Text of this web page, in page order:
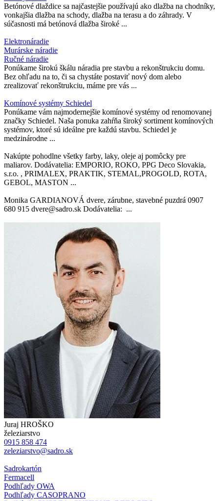
Betónové dlaždice sa najčastejšie používajú ako dlažba na chodníky,
vonkajšia dlažba na schody, dlažba na terasu a do záhrady. V
súčasnosti má betónová dlažba široké ...
Elektronáradie
Murárske náradie
Ručné náradie
Ponúkame širokú škálu náradia pre stavbu a rekonštrukciu domu.
Bez ohľadu na to, či sa chystáte postaviť nový dom alebo
zrealizovať rekonštrukciu, máme pre vás ...
Komínové systémy Schiedel
Ponúkame vám najmodernejšie komínové systémy od renomovanej
značky Schiedel. Naša ponuka zahŕňa široký sortiment komínových
systémov, ktoré sú ideálne pre každú stavbu. Schiedel je
medzinárodne ...
Nakúpte pohodlne všetky farby, laky, oleje aj pomôcky pre
maliarov. Dodávatelia: EMPORIO, ROKO, PPG Deco Slovakia,
s.r.o. , PRIMALEX, PRAKTIK, STEMAL,PROGOLD, ROTA,
GEBOL, MASTON ...
Monika GARDIANOVÁ dvere, zárubne, stavebné puzdrá 0907
680 915 dvere@sadro.sk Dodávatelia: ...
Juraj HROŠKO
železiarstvo
0915 858 474
zeleziarstvo@sadro.sk
Sadrokartón
Fermacell
Podhľady OWA
Podhľady CASOPRANO